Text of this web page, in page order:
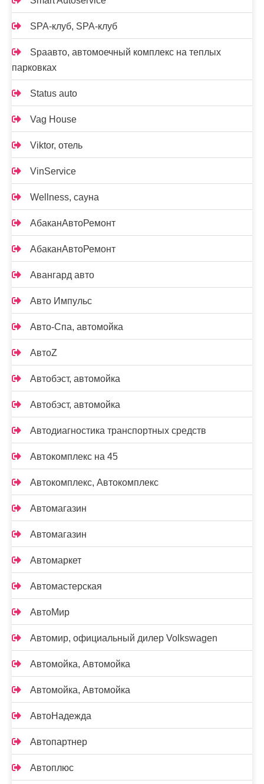
SPA-клуб, SPA-клуб
Spaавто, автомоечный комплекс на теплых
парковках
Status auto
Vag House
Viktor, отель
VinService
Wellness, сауна
АбаканАвтоРемонт
АбаканАвтоРемонт
Авангард авто
Авто Импульс
Авто-Спа, автомойка
АвтоZ
Автобэст, автомойка
Автобэст, автомойка
Автодиагностика транспортных средств
Автокомплекс на 45
Автокомплекс, Автокомплекс
Автомагазин
Автомагазин
Автомаркет
Автомастерская
АвтоМир
Автомир, официальный дилер Volkswagen
Автомойка, Автомойка
Автомойка, Автомойка
АвтоНадежда
Автопартнер
Автоплюс